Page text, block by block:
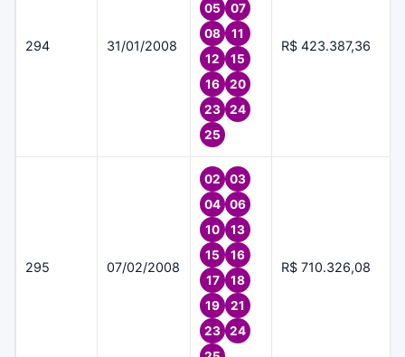
294 31/01/2008
05
07
08
11
12
15
16
20
23
24
25
R$ 423.387,36
295 07/02/2008
02
03
04
06
10
13
15
16
17
18
19
21
23
24
R$ 710.326,08